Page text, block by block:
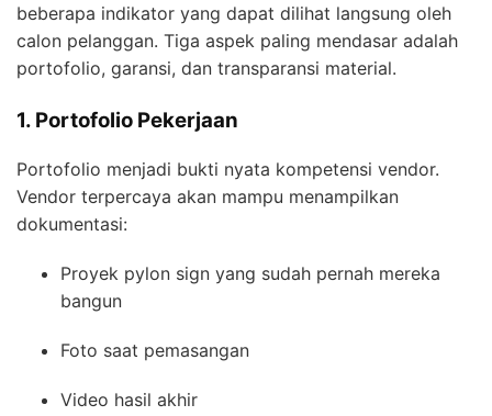
beberapa indikator yang dapat dilihat langsung oleh
calon pelanggan. Tiga aspek paling mendasar adalah
portofolio, garansi, dan transparansi material.
1. Portofolio Pekerjaan
Portofolio menjadi bukti nyata kompetensi vendor.
Vendor terpercaya akan mampu menampilkan
dokumentasi:
Proyek pylon sign yang sudah pernah mereka
bangun
Foto saat pemasangan
Video hasil akhir